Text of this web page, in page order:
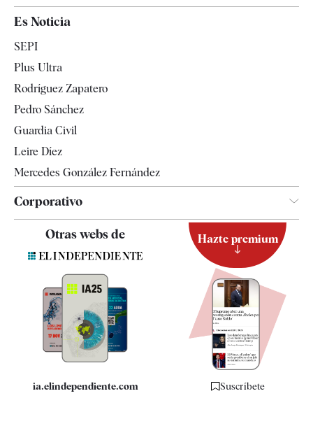
Televisión
Es Noticia
SEPI
Plus Ultra
Rodríguez Zapatero
Pedro Sánchez
Guardia Civil
Leire Díez
Mercedes González Fernández
Corporativo
Quiénes somos
Especificaciones
Otras webs de
ia.elindependiente.com
Hazte premium
Suscríbete